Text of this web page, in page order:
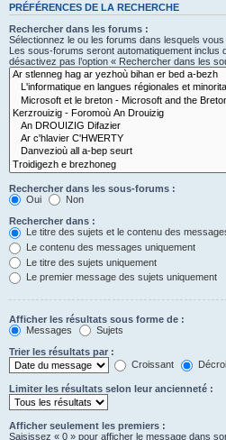
PRÉFÉRENCES DE LA RECHERCHE
Rechercher dans les forums :
Sélectionnez le ou les forums dans lesquels
Les sous-forums seront automatiquement
désactivez pas l’option « Rechercher dans les
Rechercher dans les sous-forums :
Oui
Non
Rechercher dans :
Le titre des sujets et le contenu des
Le contenu des messages uniquement
Le titre des sujets uniquement
Le premier message des sujets uniquement
Afficher les résultats sous forme de :
Messages
Sujets
Trier les résultats par :
Croissant
Limiter les résultats selon leur ancienneté :
Afficher seulement les premiers :
Saisissez « 0 » pour afficher le message dans